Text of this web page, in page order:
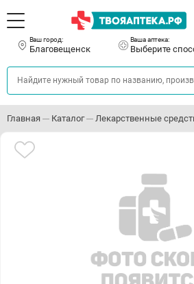
Ваш город:
Благовещенск
Ваша аптека:
Выберите
Главная Каталог Лекарственные